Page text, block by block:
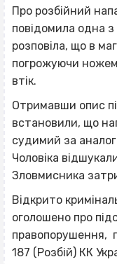
Про розбійний
повідомила одна
розповіла, що в
погрожуючи
втік.
Отримавши опис
встановили, що
судимий за
Чоловіка
Зловмисника
Відкрито
оголошено про
правопорушення,
187 (Розбій) КК